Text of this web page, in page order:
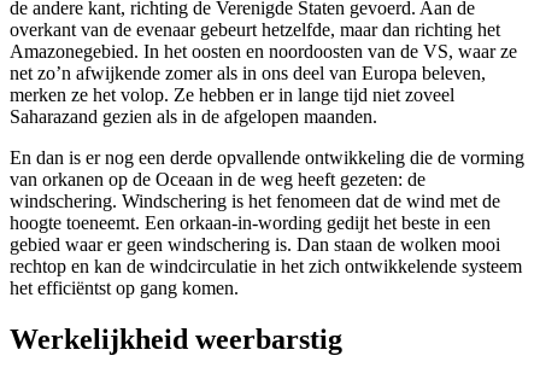
de andere kant, richting de Verenigde Staten gevoerd. Aan de
overkant van de evenaar gebeurt hetzelfde, maar dan richting het
Amazonegebied. In het oosten en noordoosten van de VS, waar ze
net zo’n afwijkende zomer als in ons deel van Europa beleven,
merken ze het volop. Ze hebben er in lange tijd niet zoveel
Saharazand gezien als in de afgelopen maanden.
En dan is er nog een derde opvallende ontwikkeling die de vorming
van orkanen op de Oceaan in de weg heeft gezeten: de
windschering. Windschering is het fenomeen dat de wind met de
hoogte toeneemt. Een orkaan-in-wording gedijt het beste in een
gebied waar er geen windschering is. Dan staan de wolken mooi
rechtop en kan de windcirculatie in het zich ontwikkelende systeem
het efficiëntst op gang komen.
Werkelijkheid weerbarstig